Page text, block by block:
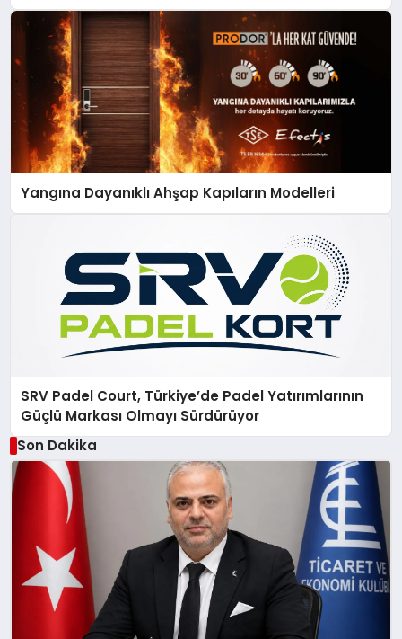
Yangına Dayanıklı Ahşap Kapıların Modelleri
SRV Padel Court, Türkiye’de Padel Yatırımlarının
Güçlü Markası Olmayı Sürdürüyor
Son Dakika